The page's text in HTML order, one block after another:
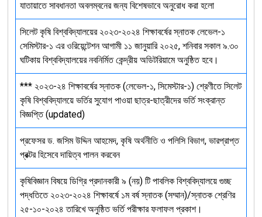
যাতায়াতে সাবধানতা অবলম্বনের জন্য বিশেষভাবে অনুরোধ করা হলো
সিলেট কৃষি বিশ্ববিদ্যালয়ের ২০২৩-২০২৪ শিক্ষাবর্ষের স্নাতক লেভেল-১
সেমিস্টার-১ এর ওরিয়েন্টেশন আগামী ১১ জানুয়ারি ২০২৫, শনিবার সকাল ৯.৩০
ঘটিকায় বিশ্ববিদ্যালয়ের নবনির্মিত কেন্দ্রীয় অডিটরিয়ামে অনুষ্ঠিত হবে।
*** ২০২৩-২৪ শিক্ষাবর্ষের স্নাতক (লেভেল-১, সিমেস্টার-১) শ্রেণীতে সিলেট
কৃষি বিশ্ববিদ্যালয়ে ভর্তির সুযোগ পাওয়া ছাত্র-ছাত্রীদের ভর্তি সংক্রান্ত
বিজ্ঞপ্তি (updated)
প্রফেসর ড. জসিম উদ্দিন আহমেদ, কৃষি অর্থনীতি ও পলিসি বিভাগ, ভারপ্রাপ্ত
প্রক্টর হিসেবে দায়িত্ব পালন করবেন
কৃষিবিজ্ঞান বিষয়ে ডিগ্রি প্রদানকারী ৯ (নয়) টি পাবলিক বিশ্ববিদ্যালয়ে গুচ্ছ
পদ্ধতিতে ২০২৩-২০২৪ শিক্ষাবর্ষে ১ম বর্ষ স্নাতক (সম্মান)/স্নাতক শ্রেণির
২৫-১০-২০২৪ তারিখে অনুষ্ঠিত ভর্তি পরীক্ষার ফলাফল প্রকাশ।